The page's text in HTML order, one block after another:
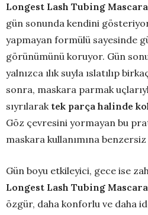
Longest Lash Tubing Mascara
gün sonunda kendini
yapmayan formülü sayesinde
görünümünü koruyor. Gün
yalnızca ılık suyla ıslatılıp
sonra, maskara parmak
sıyrılarak tek parça halinde
Göz çevresini yormayan bu
maskara kullanımına
Gün boyu etkileyici, gece ise
Longest Lash Tubing Mascara
özgür, daha konforlu ve daha